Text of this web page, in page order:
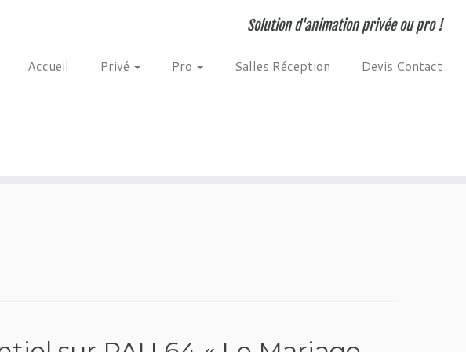
Solution d'animation privée ou pro !
Accueil Privé Pro Salles Réception Devis Contact